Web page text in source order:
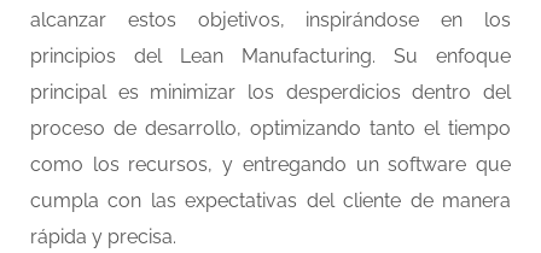
alcanzar estos objetivos, inspirándose en los
principios del Lean Manufacturing. Su enfoque
principal es minimizar los desperdicios dentro del
proceso de desarrollo, optimizando tanto el tiempo
como los recursos, y entregando un software que
cumpla con las expectativas del cliente de manera
rápida y precisa.